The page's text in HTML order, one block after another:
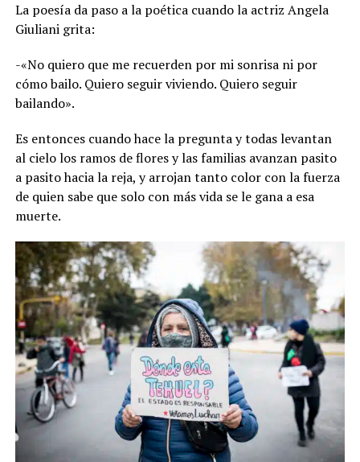
La poesía da paso a la poética cuando la actriz Angela
Giuliani grita:
-«No quiero que me recuerden por mi sonrisa ni por
cómo bailo. Quiero seguir viviendo. Quiero seguir
bailando».
Es entonces cuando hace la pregunta y todas levantan
al cielo los ramos de flores y las familias avanzan pasito
a pasito hacia la reja, y arrojan tanto color con la fuerza
de quien sabe que solo con más vida se le gana a esa
muerte.